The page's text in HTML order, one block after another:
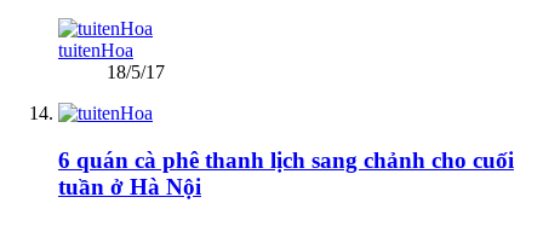
tuitenHoa
18/5/17
6 quán cà phê thanh lịch sang chảnh cho cuối
tuần ở Hà Nội